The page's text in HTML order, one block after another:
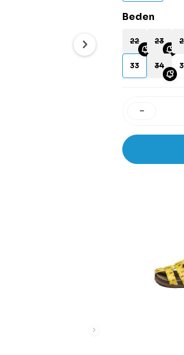
Beden
22 23
33 34